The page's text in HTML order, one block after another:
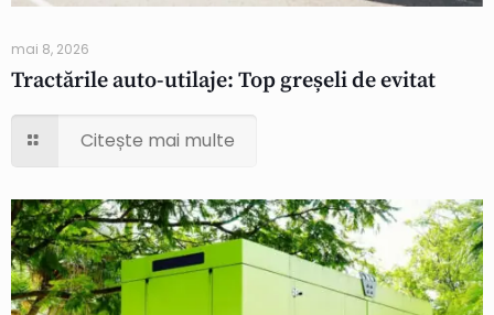
mai 8, 2026
Tractările auto-utilaje: Top greșeli de evitat
Citește mai multe